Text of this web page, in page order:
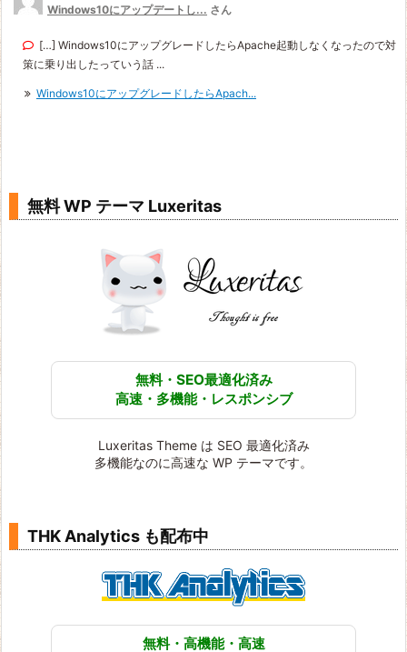
Windows10にアップデートし... さん
[…] Windows10にアップグレードしたらApache起動しなくなったので対
策に乗り出したっていう話 ...
Windows10にアップグレードしたらApach...
無料 WP テーマ Luxeritas
無料・SEO最適化済み
高速・多機能・レスポンシブ
Luxeritas Theme は SEO 最適化済み
多機能なのに高速な WP テーマです。
THK Analytics も配布中
無料・高機能・高速